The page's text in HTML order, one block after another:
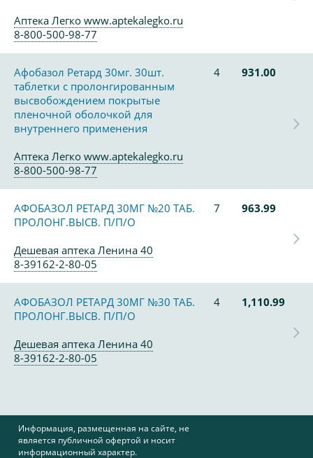
Аптека Легко www.aptekalegko.ru
8-800-500-98-77
Афобазол Ретард 30мг. 30шт.
таблетки с пролонгированным
высвобождением покрытые
пленочной оболочкой для
внутреннего применения
4 931.00
Аптека Легко www.aptekalegko.ru
8-800-500-98-77
АФОБАЗОЛ РЕТАРД 30МГ №20 ТАБ.
ПРОЛОНГ.ВЫСВ. П/П/О
7 963.99
Дешевая аптека Ленина 40
8-39162-2-80-05
АФОБАЗОЛ РЕТАРД 30МГ №30 ТАБ.
ПРОЛОНГ.ВЫСВ. П/П/О
4 1,110.99
Дешевая аптека Ленина 40
8-39162-2-80-05
Информация, размещенная на сайте, не
является публичной офертой и носит
информационный характер.